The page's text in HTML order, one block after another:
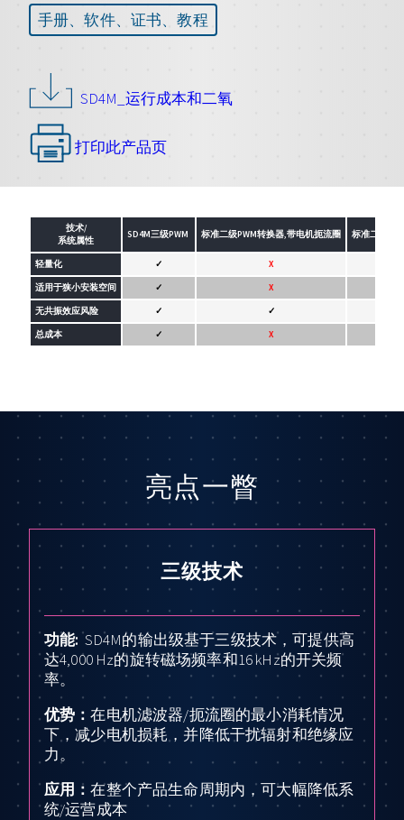
手册、软件、证书、教程
SD4M_运行成本和二氧
打印此产品页
技术/
系统属性
SD4M三级PWM 标准二级PWM转换器,带电机扼流圈 标准二级
轻量化 ✓
X
适用于狭小安装空间
✓
X
无共振效应风险
✓
✓
总成本
✓ X
亮点一瞥
三级技术
功能:SD4M的输出级基于三级技术，可提供高
达4,000 Hz的旋转磁场频率和16 kHz的开关频
率。
优势：在电机滤波器/扼流圈的最小消耗情况
下，减少电机损耗，并降低干扰辐射和绝缘应
力。
应用：在整个产品生命周期内，可大幅降低系
统/运营成本